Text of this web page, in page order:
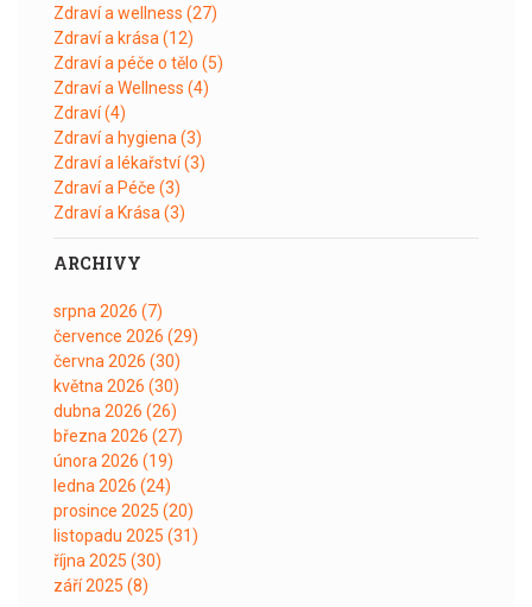
Zdraví a wellness (27)
Zdraví a krása (12)
Zdraví a péče o tělo (5)
Zdraví a Wellness (4)
Zdraví(4)
Zdraví a hygiena (3)
Zdraví a lékařství(3)
Zdraví a Péče (3)
Zdraví a Krása (3)
ARCHIVY
srpna 2026 (7)
července 2026 (29)
června 2026 (30)
května 2026 (30)
dubna 2026 (26)
března 2026 (27)
února 2026 (19)
ledna 2026 (24)
prosince 2025 (20)
listopadu 2025 (31)
října 2025 (30)
září 2025 (8)